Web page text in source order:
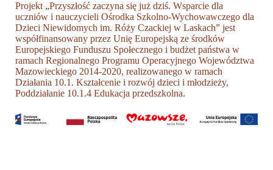
Projekt „Przyszłość zaczyna się już dziś. Wsparcie dla
uczniów i nauczycieli Ośrodka Szkolno-Wychowawczego dla
Dzieci Niewidomych im. Róży Czackiej w Laskach” jest
współfinansowany przez Unię Europejską ze środków
Europejskiego Funduszu Społecznego i budżet państwa w
ramach Regionalnego Programu Operacyjnego Województwa
Mazowieckiego 2014-2020, realizowanego w ramach
Działania 10.1. Kształcenie i rozwój dzieci i młodzieży,
Poddziałanie 10.1.4 Edukacja przedszkolna.